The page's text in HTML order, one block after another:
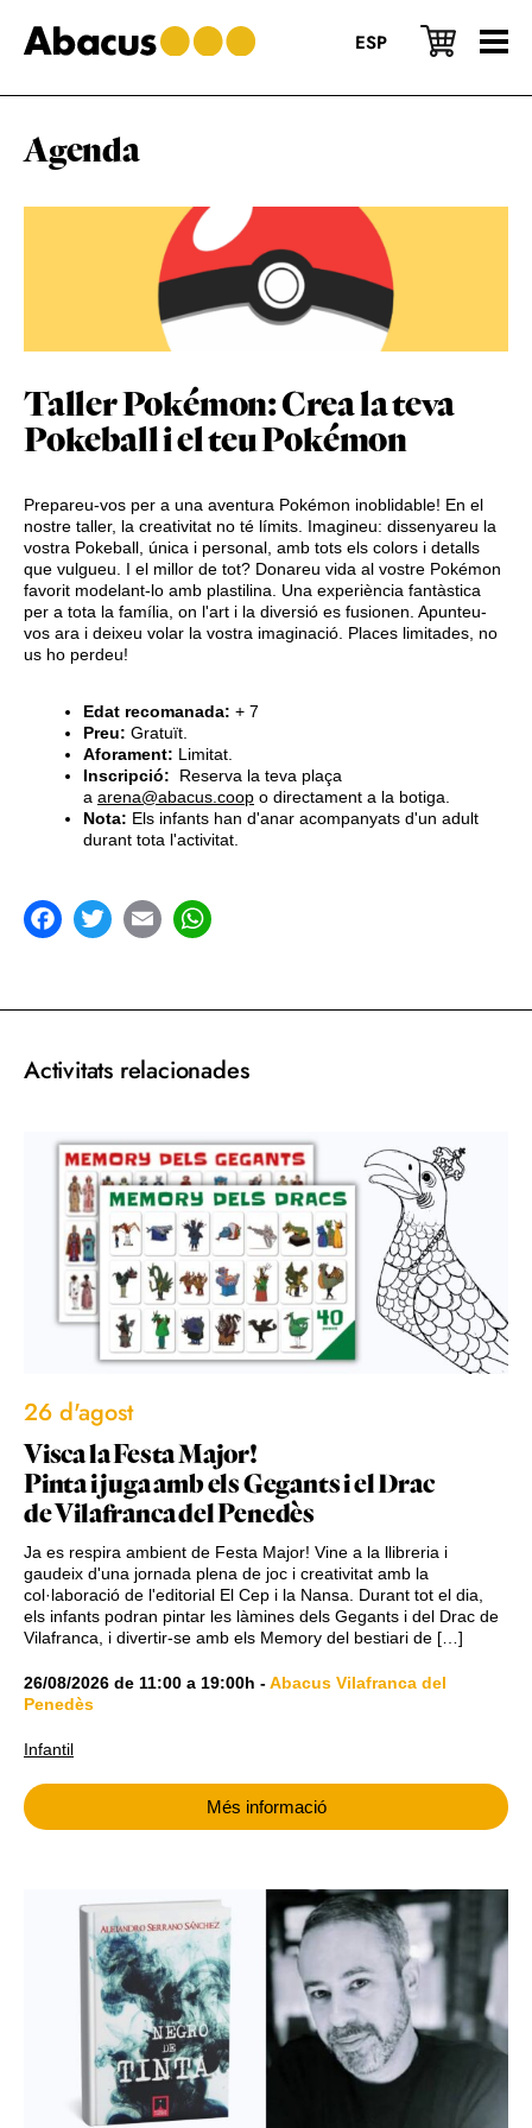
to
main
to
primary
to
footer
ESP
Agenda
Taller Pokémon: Crea la teva
Pokeball i el teu Pokémon
Prepareu-vos per a una aventura Pokémon inoblidable! En el
nostre taller, la creativitat no té límits. Imagineu: dissenyareu la
vostra Pokeball, única i personal, amb tots els colors i detalls
que vulgueu. I el millor de tot? Donareu vida al vostre Pokémon
favorit modelant-lo amb plastilina. Una experiència fantàstica
per a tota la família, on l'art i la diversió es fusionen. Apunteu-
vos ara i deixeu volar la vostra imaginació. Places limitades, no
us ho perdeu!
Edat recomanada: + 7
Preu: Gratuït.
Aforament: Limitat.
Inscripció: Reserva la teva plaça
a arena@abacus.coop o directament a la botiga.
Nota: Els infants han d'anar acompanyats d'un adult
durant tota l'activitat.
Activitats relacionades
26 d'agost
Visca la Festa Major!
Pinta i juga amb els Gegants i el Drac
de Vilafranca del Penedès
Ja es respira ambient de Festa Major! Vine a la llibreria i
gaudeix d'una jornada plena de joc i creativitat amb la
col·laboració de l'editorial El Cep i la Nansa. Durant tot el dia,
els infants podran pintar les làmines dels Gegants i del Drac de
Vilafranca, i divertir-se amb els Memory del bestiari de […]
26/08/2026 de 11:00 a 19:00h -Abacus Vilafranca del
Penedès
Infantil
Més informació